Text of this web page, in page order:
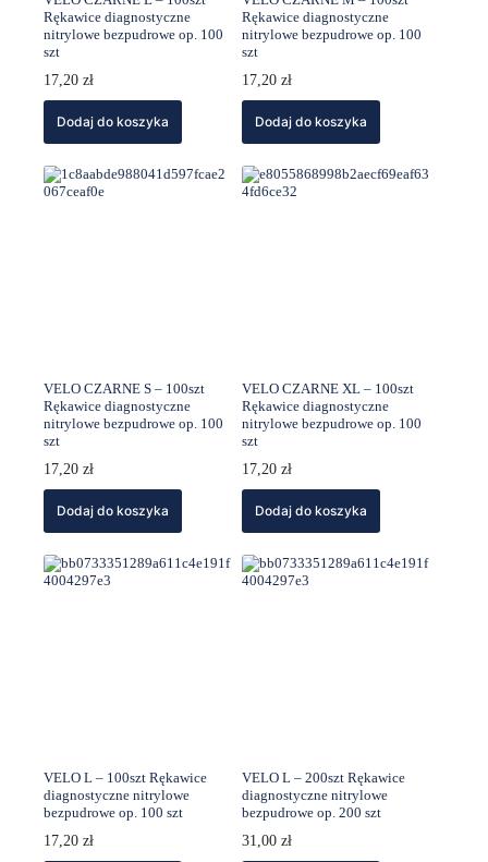
Rękawice diagnostyczne
nitrylowe bezpudrowe op. 100
szt
17,20 zł
Dodaj do koszyka
Rękawice diagnostyczne
nitrylowe bezpudrowe op. 100
szt
17,20zł
Dodaj do koszyka
VELO CZARNE S – 100szt
Rękawice diagnostyczne
nitrylowe bezpudrowe op. 100
szt
17,20 zł
Dodaj do koszyka
VELO CZARNE XL – 100szt
Rękawice diagnostyczne
nitrylowe bezpudrowe op. 100
szt
17,20zł
Dodaj do koszyka
VELO L – 100szt Rękawice
diagnostyczne nitrylowe
bezpudrowe op. 100 szt
17,20 zł
VELO L – 200szt Rękawice
diagnostyczne nitrylowe
bezpudrowe op. 200 szt
31,00zł